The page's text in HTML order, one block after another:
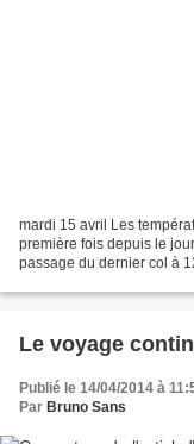
mardi 15 avril Les
première fois depuis le
passage du dernier col à
Le voyage
Publié le 14/04/2014 à
Par Bruno Sans